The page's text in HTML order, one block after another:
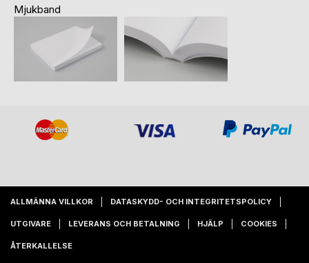
Mjukband
ALLMÄNNA VILLKOR DATASKYDD- OCH INTEGRITETSPOLICY
UTGIVARE LEVERANS OCH BETALNING HJÄLP COOKIES
ÅTERKALLELSE